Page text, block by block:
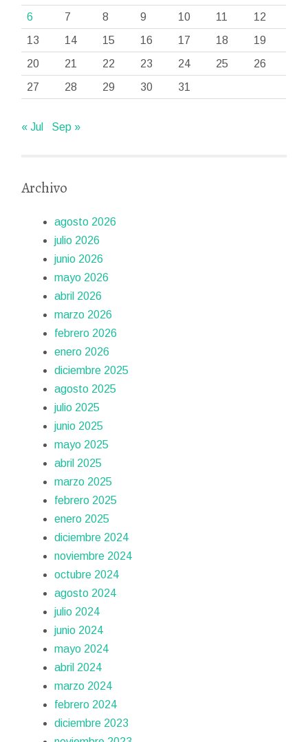
6
7 8 9 10 11
12
13
14 15 16 17 18
19
20
21 22 23 24 25
26
27
28 29 30 31
« Jul Sep »
Archivo
agosto 2026
julio 2026
junio 2026
mayo 2026
abril 2026
marzo 2026
febrero 2026
enero 2026
diciembre 2025
agosto 2025
julio 2025
junio 2025
mayo 2025
abril 2025
marzo 2025
febrero 2025
enero 2025
diciembre 2024
noviembre 2024
octubre 2024
agosto 2024
julio 2024
junio 2024
mayo 2024
abril 2024
marzo 2024
febrero 2024
diciembre 2023